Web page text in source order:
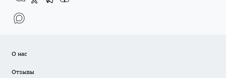
О нас
Отзывы